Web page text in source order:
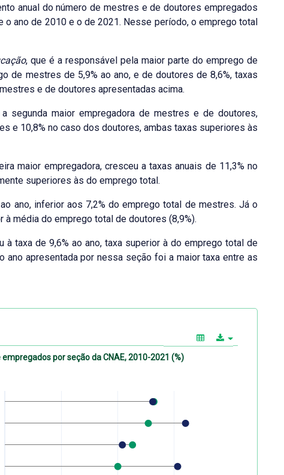
anual do número de mestres e de doutores empregados
ano de 2010 e o de 2021. Nesse período, o emprego total
, que é a responsável pela maior parte do emprego de
de mestres de 5,9% ao ano, e de doutores de 8,6%, taxas
e de doutores apresentadas acima.
segunda maior empregadora de mestres e de doutores,
e 10,8% no caso dos doutores, ambas taxas superiores às
maior empregadora, cresceu a taxas anuais de 11,3% no
superiores às do emprego total.
ano, inferior aos 7,2% do emprego total de mestres. Já o
média do emprego total de doutores (8,9%).
à taxa de 9,6% ao ano, taxa superior à do emprego total de
apresentada por nessa seção foi a maior taxa entre as
por seção da CNAE, 2010-2021 (%)